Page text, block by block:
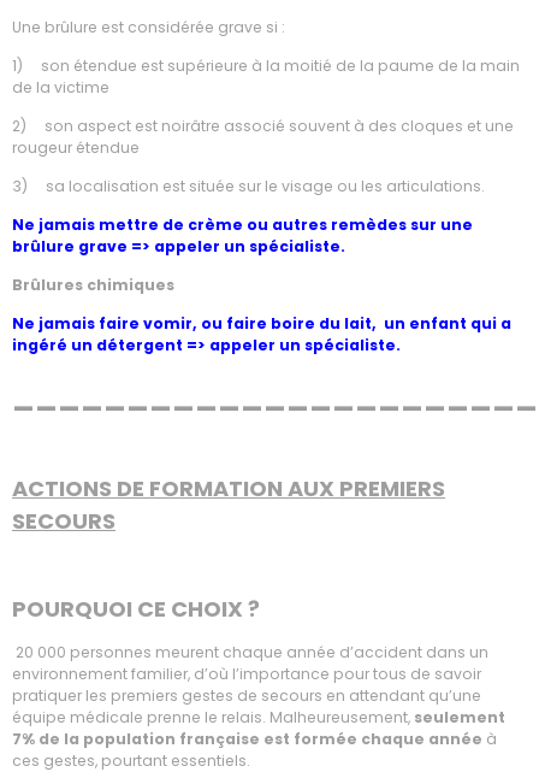
Une brûlure est considérée grave si :
1) son étendue est supérieure à la moitié de la paume de la main
de la victime
2) son aspect est noirâtre associé souvent à des cloques et une
rougeur étendue
3) sa localisation est située sur le visage ou les articulations.
Ne jamais mettre de crème ou autres remèdes sur une
brûlure grave => appeler un spécialiste.
Brûlures chimiques
Ne jamais faire vomir, ou faire boire du lait, un enfant qui a
ingéré un détergent => appeler un spécialiste.
ACTIONS DE FORMATION AUX PREMIERS
SECOURS
POURQUOI CE CHOIX ?
20 000 personnes meurent chaque année d’accident dans un
environnement familier, d’où l’importance pour tous de savoir
pratiquer les premiers gestes de secours en attendant qu’une
équipe médicale prenne le relais. Malheureusement, seulement
7% de la population française est formée chaque année à
ces gestes, pourtant essentiels.